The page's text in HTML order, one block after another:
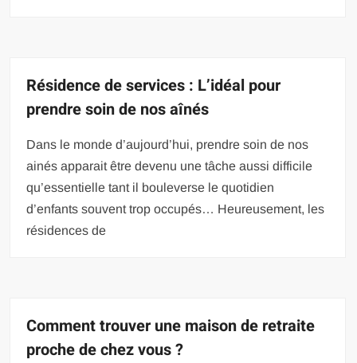
Résidence de services : L’idéal pour
prendre soin de nos aînés
Dans le monde d’aujourd’hui, prendre soin de nos
ainés apparait être devenu une tâche aussi difficile
qu’essentielle tant il bouleverse le quotidien
d’enfants souvent trop occupés… Heureusement, les
résidences de
Comment trouver une maison de retraite
proche de chez vous ?